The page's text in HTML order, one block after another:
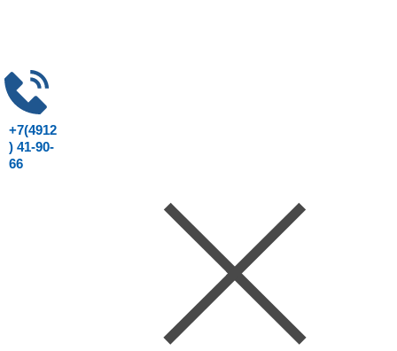
+7(4912
) 41-90-
66